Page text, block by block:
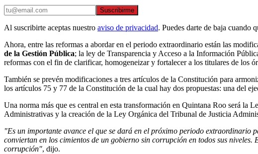
Suscribirme
Al suscribirte aceptas nuestro aviso de privacidad. Puedes darte de baja cuando
Ahora, entre las reformas a abordar en el periodo extraordinario están las
de la Gestión Pública; la ley de Transparencia y Acceso a la Información
reformas con el fin de clarificar, homogeneizar y fortalecer a los titulares de los
También se prevén modificaciones a tres artículos de la Constitución para
los artículos 75 y 77 de la Constitución de la cual hay dos propuestas: una del
Una norma más que es central en esta transformación en Quintana Roo será
Administrativas y la creación de la Ley Orgánica del Tribunal de Justicia
"Es un importante avance el que se dará en el próximo periodo extraordinario
conviertan en los cimientos de un gobierno sin corrupción en todos sus
corrupción", dijo.